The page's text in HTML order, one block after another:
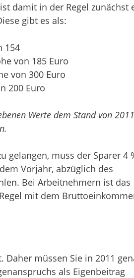
damit in der Regel zunächst
gibt es als:
154
von 185 Euro
von 300 Euro
200 Euro
Werte dem Stand von 2011
gelangen, muss der Sparer 4
Vorjahr, abzüglich des
Bei Arbeitnehmern ist das
mit dem
Daher müssen Sie in 2011
als Eigenbeitrag